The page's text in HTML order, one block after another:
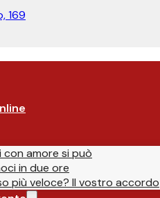
169
con amore si può
in due ore
più veloce? Il vostro accordo